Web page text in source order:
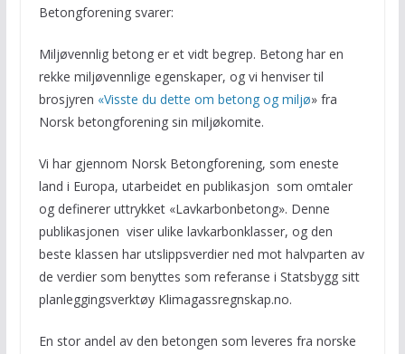
Betongforening svarer:
Miljøvennlig betong er et vidt begrep. Betong har en
rekke miljøvennlige egenskaper, og vi henviser til
brosjyren «Visste du dette om betong og miljø» fra
Norsk betongforening sin miljøkomite.
Vi har gjennom Norsk Betongforening, som eneste
land i Europa, utarbeidet en publikasjon som omtaler
og definerer uttrykket «Lavkarbonbetong». Denne
publikasjonen viser ulike lavkarbonklasser, og den
beste klassen har utslippsverdier ned mot halvparten av
de verdier som benyttes som referanse i Statsbygg sitt
planleggingsverktøy Klimagassregnskap.no.
En stor andel av den betongen som leveres fra norske